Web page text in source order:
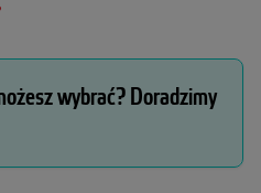
wybrać? Doradzimy